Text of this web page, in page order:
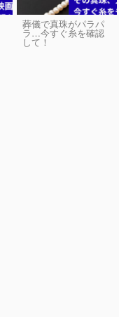
葬儀で真珠がパラパ
ラ…今すぐ糸を確認
して！